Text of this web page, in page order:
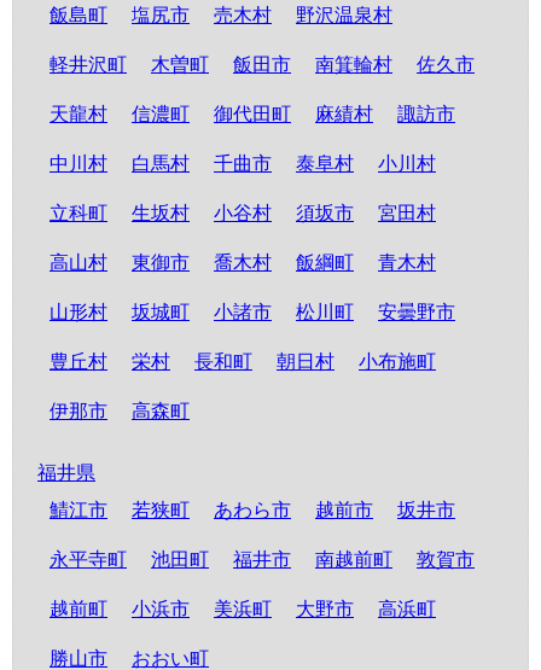
飯島町 塩尻市 売木村 野沢温泉村
軽井沢町 木曽町 飯田市 南箕輪村 佐久市
天龍村 信濃町 御代田町 麻績村 諏訪市
中川村 白馬村 千曲市 泰阜村 小川村
立科町 生坂村 小谷村 須坂市 宮田村
高山村 東御市 喬木村 飯綱町 青木村
山形村 坂城町 小諸市 松川町 安曇野市
豊丘村 栄村 長和町 朝日村 小布施町
伊那市 高森町
福井県
鯖江市
若狭町 あわら市 越前市 坂井市
永平寺町 池田町 福井市 南越前町 敦賀市
越前町 小浜市 美浜町 大野市 高浜町
勝山市 おおい町